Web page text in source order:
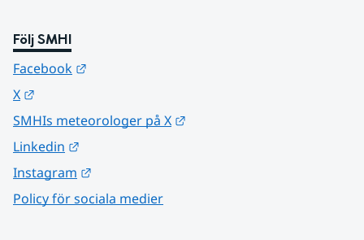
Följ SMHI
Facebook
X
SMHIs meteorologer på X
Linkedin
Instagram
Policy för sociala medier